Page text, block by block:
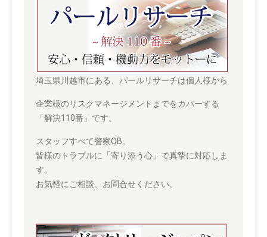
埼玉県川越市にある、パールリサーチは個人様から
企業様のリスクマネージメントまでをカバーする
「解決110番」です。
スタッフすべて警察OB。
皆様のトラブルに「寄り添う心」で真摯に対応しま
す。
お気軽にご相談、お問合せください。